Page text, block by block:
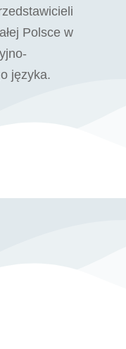
Polsce w
języka.